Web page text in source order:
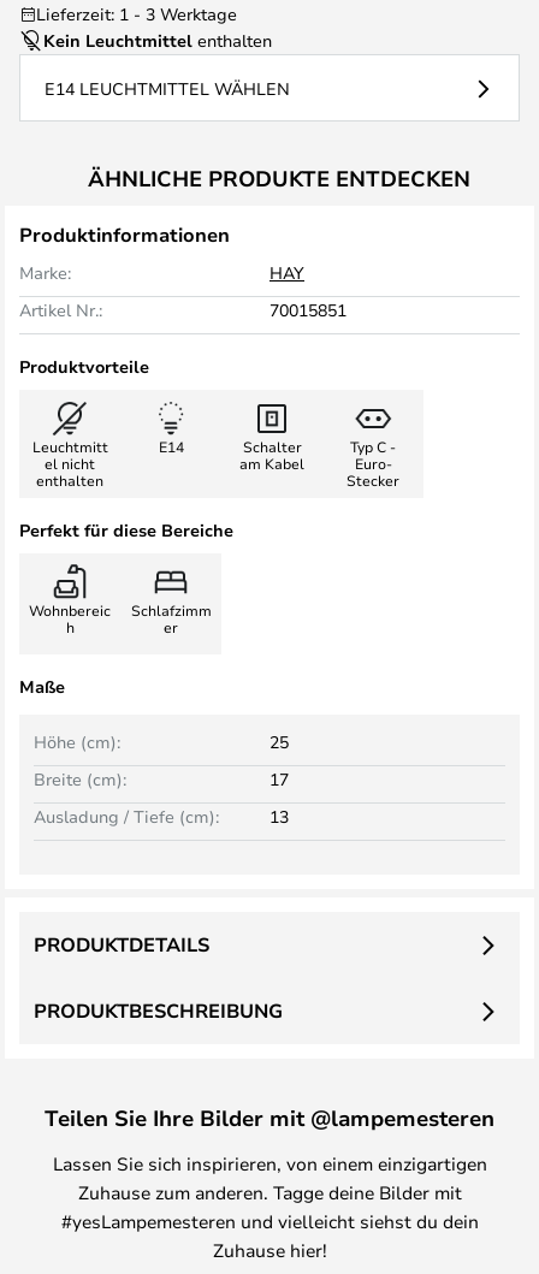
Lieferzeit: 1 - 3 Werktage
Kein Leuchtmittel enthalten
E14 LEUCHTMITTEL WÄHLEN
ÄHNLICHE PRODUKTE ENTDECKEN
Produktinformationen
Marke:
HAY
Artikel Nr.:
70015851
Produktvorteile
Leuchtmitt
el nicht
enthalten
E14
Schalter
am Kabel
Typ C -
Euro-
Stecker
Perfekt für diese Bereiche
Wohnbereic
h
Schlafzimm
er
Maße
Breite (cm): 17
Höhe (cm): 25
Ausladung / Tiefe (cm): 13
PRODUKTBESCHREIBUNG
PRODUKTDETAILS
Teilen Sie Ihre Bilder mit @lampemesteren
Lassen Sie sich inspirieren, von einem einzigartigen
Zuhause zum anderen. Tagge deine Bilder mit
#yesLampemesteren und vielleicht siehst du dein
Zuhause hier!